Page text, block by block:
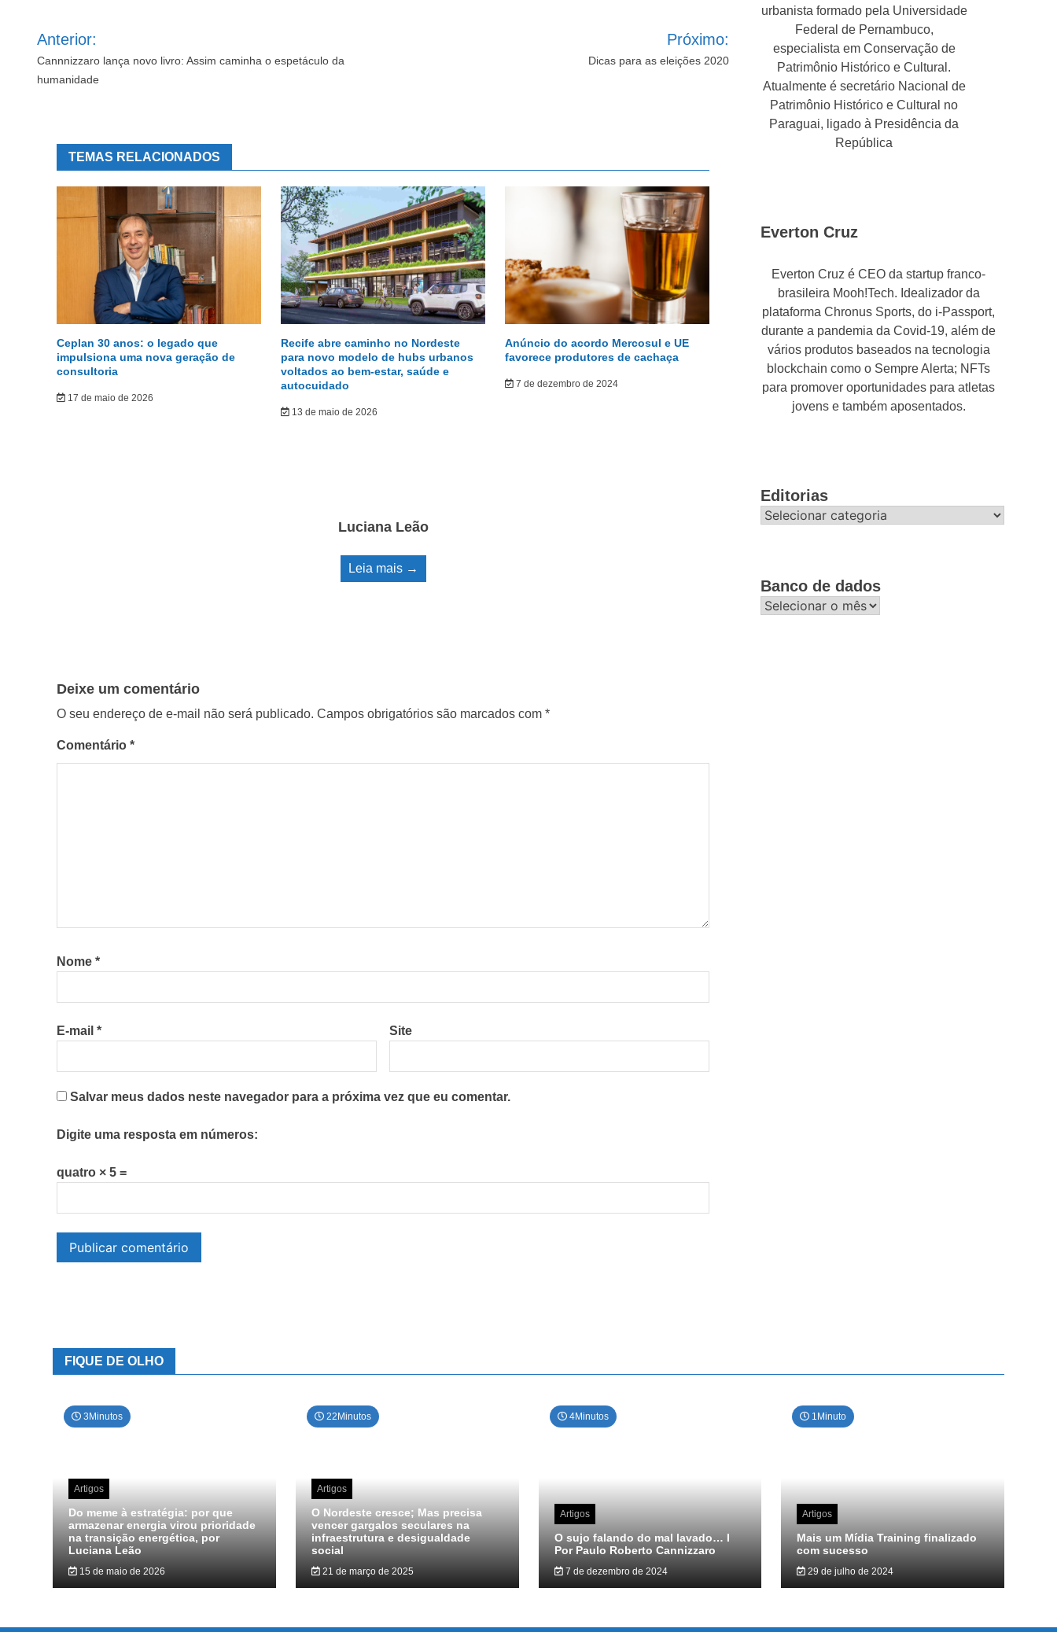
de
Post
Anterior:
Cannnizzaro lança novo livro: Assim caminha o espetáculo da
humanidade
Próximo:
Dicas para as eleições 2020
TEMAS RELACIONADOS
Ceplan 30 anos: o legado que
impulsiona uma nova geração de
consultoria
17 de maio de 2026
Recife abre caminho no Nordeste
para novo modelo de hubs urbanos
voltados ao bem-estar, saúde e
autocuidado
13 de maio de 2026
Anúncio do acordo Mercosul e UE
favorece produtores de cachaça
7 de dezembro de 2024
Luciana Leão
Leia mais →
Deixe um comentário
O seu endereço de e-mail não será publicado. Campos obrigatórios são marcados com *
Comentário *
Nome *
E-mail * Site
Salvar meus dados neste navegador para a próxima vez que eu comentar.
Digite uma resposta em números:
quatro × 5 =
urbanista formado pela Universidade
Federal de Pernambuco,
especialista em Conservação de
Patrimônio Histórico e Cultural.
Atualmente é secretário Nacional de
Patrimônio Histórico e Cultural no
Paraguai, ligado à Presidência da
República
Everton Cruz
Everton Cruz é CEO da startup franco-
brasileira Mooh!Tech. Idealizador da
plataforma Chronus Sports, do i-Passport,
durante a pandemia da Covid-19, além de
vários produtos baseados na tecnologia
blockchain como o Sempre Alerta; NFTs
para promover oportunidades para atletas
jovens e também aposentados.
Editorias
Editorias
Banco de dados
Banco
FIQUE DE OLHO
3Minutos
Artigos
Do meme à estratégia: por que
armazenar energia virou prioridade
na transição energética, por
Luciana Leão
15 de maio de 2026
22Minutos
Artigos
O Nordeste cresce; Mas precisa
vencer gargalos seculares na
infraestrutura e desigualdade
social
21 de março de 2025
4Minutos
Artigos
O sujo falando do mal lavado… I
Por Paulo Roberto Cannizzaro
7 de dezembro de 2024
1Minuto
Artigos
Mais um Mídia Training finalizado
com sucesso
29 de julho de 2024